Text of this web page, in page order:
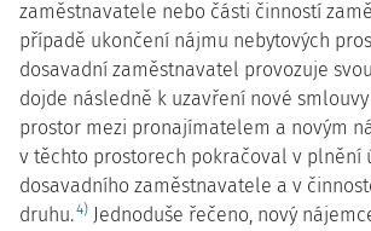
zaměstnavatele nebo části činností
případě ukončení nájmu nebytových
dosavadní zaměstnavatel provozuje
dojde následně k uzavření nové
prostor mezi pronajímatelem a novým
v těchto prostorech pokračoval v plnění
dosavadního zaměstnavatele a v
druhu.4) Jednoduše řečeno, nový